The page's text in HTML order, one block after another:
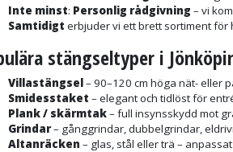
Inte minst: Personlig rådgivning – vi
Samtidigt erbjuder vi ett brett sortiment för
stängseltyper i
Villastängsel– 90–120 cm höga nät- eller
Smidesstaket – elegant och tidlöst för
Plank / skärmtak– full insynsskydd mot
Grindar– gånggrindar, dubbelgrindar,
Altanräcken – glas, stål eller trä –